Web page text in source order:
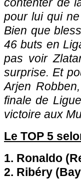
pour lui qui
Bien que
46 buts en
pas voir
surprise. Et
Arjen
finale de
victoire aux
Le TOP 5
1. Ronaldo
2. Ribéry